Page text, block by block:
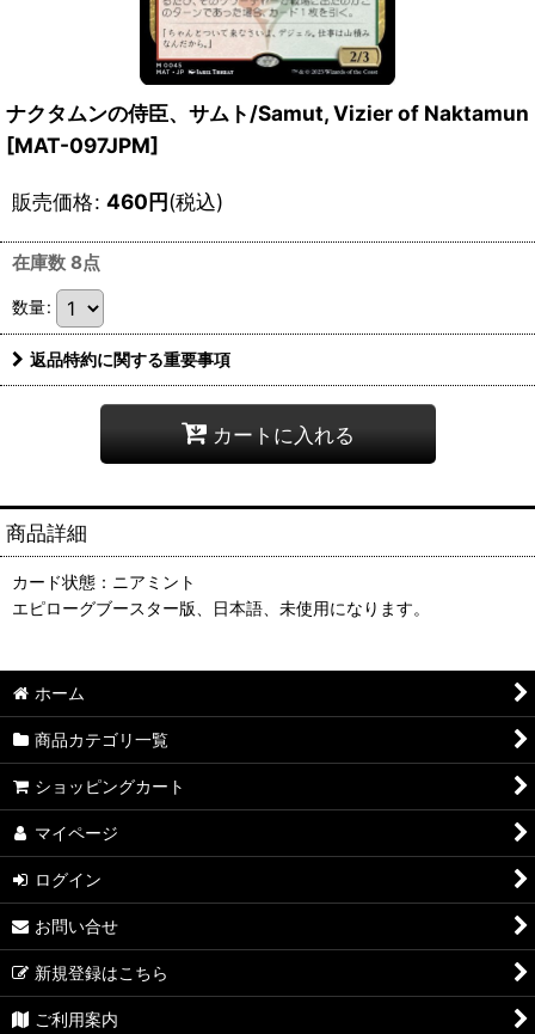
ナクタムンの侍臣、サムト/Samut, Vizier of Naktamun
[MAT-097JPM]
販売価格: 460円(税込)
在庫数 8点
数量:
返品特約に関する重要事項
カートに入れる
商品詳細
カード状態：ニアミント
エピローグブースター版、日本語、未使用になります。
ホーム
商品カテゴリ一覧
ショッピングカート
マイページ
ログイン
お問い合せ
新規登録はこちら
ご利用案内